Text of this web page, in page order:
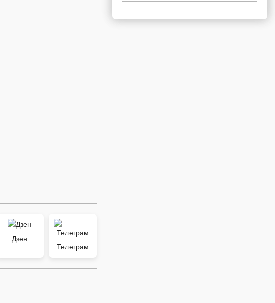
Дзен
Телеграм